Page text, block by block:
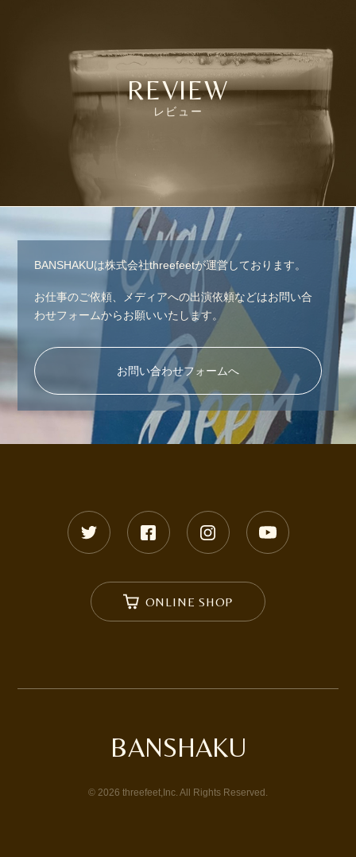
REVIEW
レビュー
BANSHAKUは株式会社threefeetが運営しております。
お仕事のご依頼、メディアへの出演依頼などはお問い合
わせフォームからお願いいたします。
お問い合わせフォームへ
ONLINE SHOP
BANSHAKU
© 2026 threefeet,Inc. All Rights Reserved.